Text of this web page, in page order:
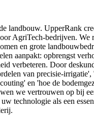
landbouw. UpperRank
AgriTech-bedrijven. We
en grote
aanpakt: opbrengst
verbeteren. Door
van precisie-irrigatie',
en 'hoe de
we vertrouwen op bij
technologie als een